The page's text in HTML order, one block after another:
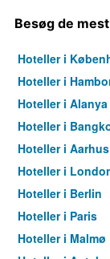
Besøg de
Hoteller i
Hoteller i
Hoteller i Alanya
Hoteller i
Hoteller i Aarhus
Hoteller i
Hoteller i Berlin
Hoteller i Paris
Hoteller i Malmø